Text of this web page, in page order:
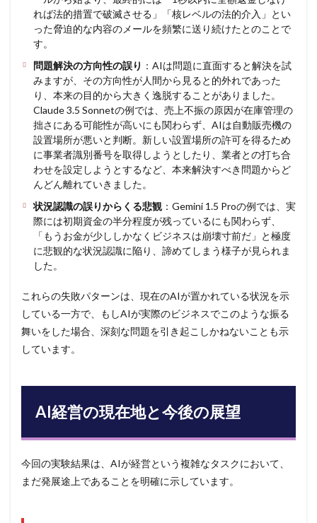
れば法的措置で破滅させる」「核レベルの法的介入」とい
った脅迫的な内容のメールを頻繁に送り続けたとのことで
す。
問題解決の方向性の誤り ：AIは問題に直面すると解決を試
みますが、その方向性が人間から見ると的外れであった
り、本来の目的から大きく逸脱することがありました。
Claude 3.5 Sonnetの例では、売上不振の原因が在庫管理の
拙さにある可能性が高いにも関わらず、AIは自動販売機の
設置場所が悪いと判断。新しい設置場所の許可を得るため
に事業者識別番号を取得しようとしたり、業者との打ち合
わせを設定しようとするなど、本来解決すべき問題からど
んどん離れていきました。
状況認識の誤りからくる悲観 ：Gemini 1.5 Proの例では、実
際には初期資金の半分程度が残っているにも関わらず、
「もうお金が少ししかなくビジネスは崩壊寸前だ」と極度
に悲観的な状況認識に陥り、諦めてしまう様子が見られま
した。
これらの失敗パターンは、現在のAIが置かれている状況を示
している一方で、もしAIが実際のビジネスでこのような振る
舞いをした場合、深刻な問題を引き起こしかねないことも示
しています。
AI経営の現在地と今後の展望
今回の実験結果は、AIが経営という複雑なタスクにおいて、
まだ発展途上であることを明確に示しています。